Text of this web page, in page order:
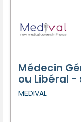
Médecin
ou Libéral -
MEDIVAL